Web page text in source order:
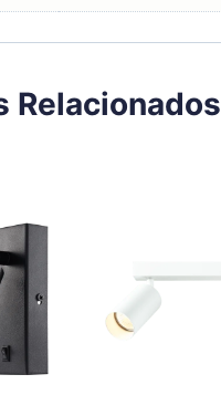
Relacionados